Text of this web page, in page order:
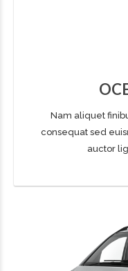
Nam aliquet
consequat sed
auctor